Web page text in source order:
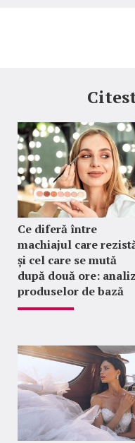
Ce diferă între
machiajul care
și cel care se mută
după două ore:
produselor de bază